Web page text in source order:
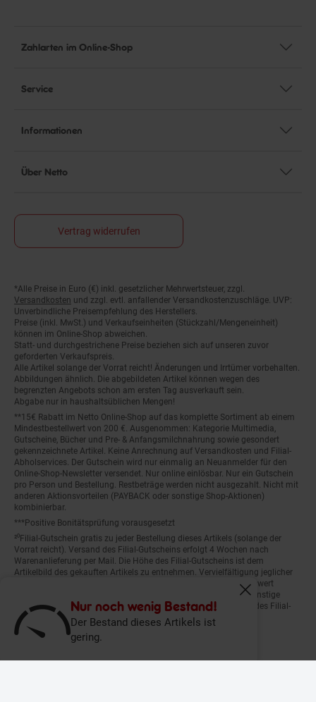
Nur noch wenig Bestand!
Der Bestand dieses Artikels ist
gering.
Fenster
Zahlarten im Online-Shop
Service
Informationen
Über Netto
Vertrag widerrufen
Fußnoten
*Alle Preise in Euro (€) inkl. gesetzlicher Mehrwertsteuer, zzgl.
Versandkosten und zzgl. evtl. anfallender Versandkostenzuschläge. UVP:
Unverbindliche Preisempfehlung des Herstellers.
Preise (inkl. MwSt.) und Verkaufseinheiten (Stückzahl/Mengeneinheit)
können im Online-Shop abweichen.
Statt- und durchgestrichene Preise beziehen sich auf unseren zuvor
geforderten Verkaufspreis.
Alle Artikel solange der Vorrat reicht! Änderungen und Irrtümer vorbehalten.
Abbildungen ähnlich. Die abgebildeten Artikel können wegen des
begrenzten Angebots schon am ersten Tag ausverkauft sein.
Abgabe nur in haushaltsüblichen Mengen!
**15€ Rabatt im Netto Online-Shop auf das komplette Sortiment ab einem
Mindestbestellwert von 200 €. Ausgenommen: Kategorie Multimedia,
Gutscheine, Bücher und Pre- & Anfangsmilchnahrung sowie gesondert
gekennzeichnete Artikel. Keine Anrechnung auf Versandkosten und Filial-
Abholservices. Der Gutschein wird nur einmalig an Neuanmelder für den
Online-Shop-Newsletter versendet. Nur online einlösbar. Nur ein Gutschein
pro Person und Bestellung. Restbeträge werden nicht ausgezahlt. Nicht mit
anderen Aktionsvorteilen (PAYBACK oder sonstige Shop-Aktionen)
kombinierbar.
***Positive Bonitätsprüfung vorausgesetzt
²⁰Filial-Gutschein gratis zu jeder Bestellung dieses Artikels (solange der
Vorrat reicht). Versand des Filial-Gutscheins erfolgt 4 Wochen nach
Warenanlieferung per Mail. Die Höhe des Filial-Gutscheins ist dem
Artikelbild des gekauften Artikels zu entnehmen. Vervielfältigung jeglicher
Art nicht gestattet. Der Filial-Gutschein ist ohne Mindesteinkaufswert
einlösbar. Nicht mit anderen Aktionsvorteilen (PAYBACK oder sonstige
Shop-Aktionen) kombinierbar. Der jeweilige Gültigkeitszeitraum des Filial-
Gutscheins ist darauf vermerkt.